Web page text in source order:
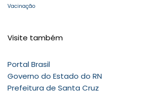
Vacinação
Visite também
Portal Brasil
Governo do Estado do RN
Prefeitura de Santa Cruz